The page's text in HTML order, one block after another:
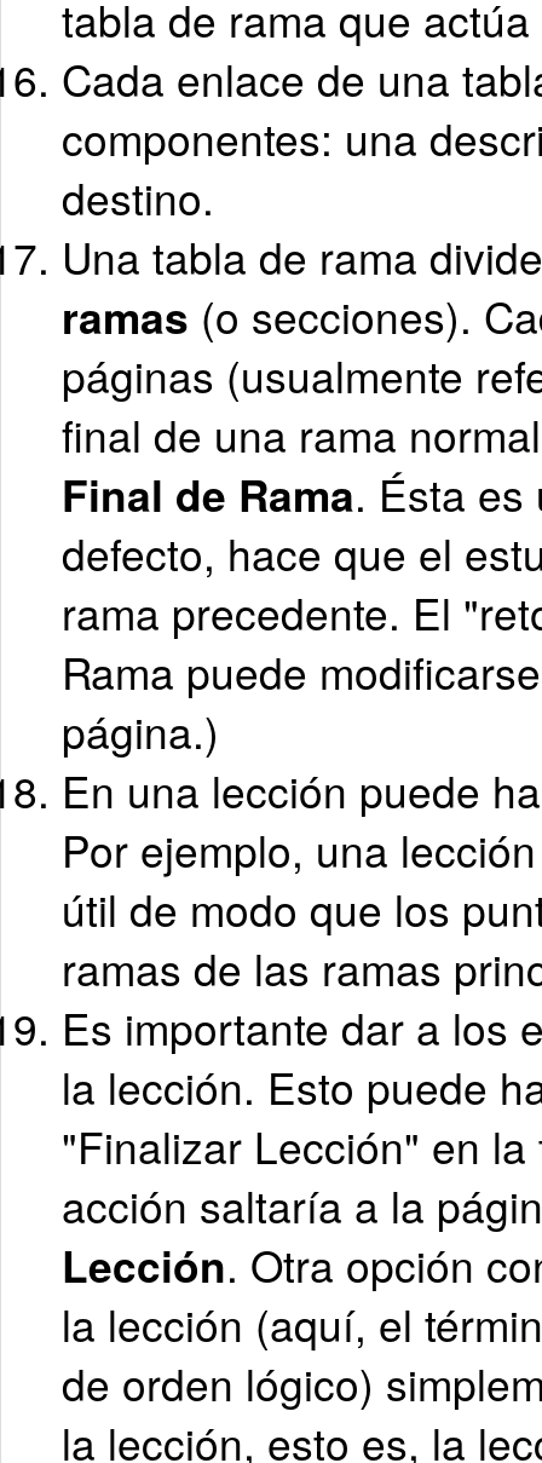
tabla de rama que
Cada enlace de una
componentes: una
destino.
Una tabla de rama
ramas (o secciones).
páginas (usualmente
final de una rama
Final de Rama. Ésta es
defecto, hace que el
rama precedente. El
Rama puede
página.)
En una lección puede
Por ejemplo, una
útil de modo que los
ramas de las ramas
Es importante dar a los
la lección. Esto puede
"Finalizar Lección" en
acción saltaría a la
Lección. Otra opción
la lección (aquí, el
de orden lógico)
la lección, esto es, la